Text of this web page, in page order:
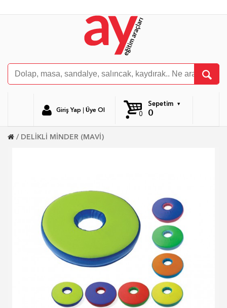
Giriş Yap Üye Ol
Sepetim
0
0
DELİKLİ MİNDER (MAVİ)